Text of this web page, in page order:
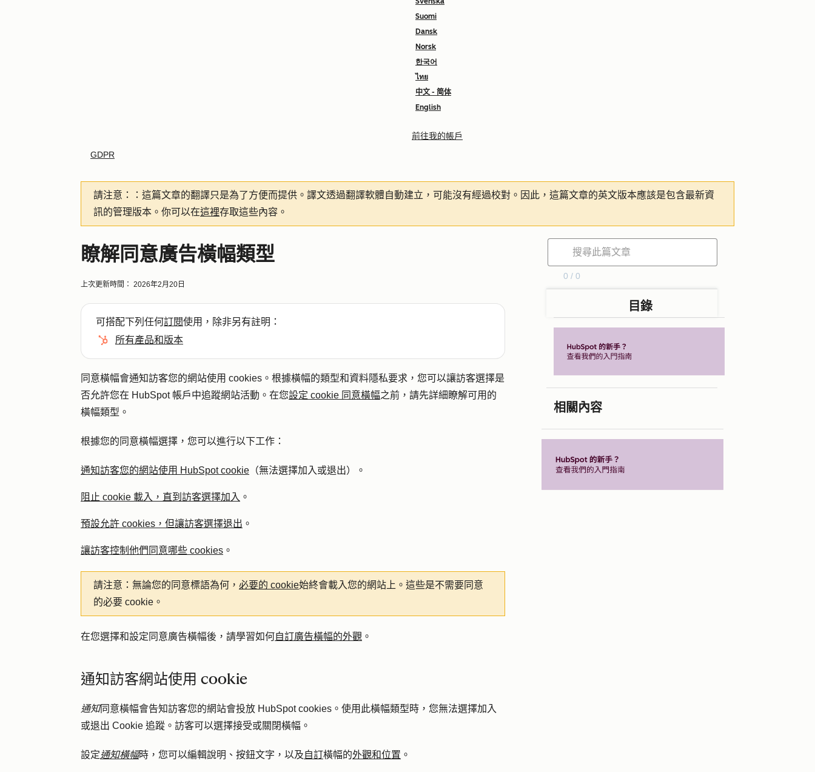
Suomi
Dansk
Norsk
한국어
ไทย
中文 - 简体
English
前往我的帳戶
GDPR
請注意：
：這篇文章的翻譯只是為了方便而提供。譯文透過翻譯軟體自動建立，可能沒有經過校對。因此，這篇文章的英文版本應該是包含最新資
訊的管理版本。你可以在這裡存取這些內容。
瞭解同意廣告橫幅類型
上次更新時間： 2026年2月20日
可搭配下列任何訂閱使用，除非另有註明：
所有產品和版本
同意橫幅會通知訪客您的網站使用 cookies。根據橫幅的類型和資料隱私要求，您可以讓訪客選擇是
否允許您在 HubSpot 帳戶中追蹤網站活動。在您設定 cookie 同意橫幅之前，請先詳細瞭解可用的
橫幅類型。
根據您的同意橫幅選擇，您可以進行以下工作：
通知訪客您的網站使用 HubSpot cookie （無法選擇加入或退出）。
阻止 cookie 載入，直到訪客選擇加入 。
預設允許 cookies，但讓訪客選擇退出 。
讓訪客控制他們同意哪些 cookies 。
請注意： 無論您的同意標語為何， 必要的 cookie始終會載入您的網站上。這些是不需要同意
的必要 cookie。
在您選擇和設定同意廣告橫幅後，請學習如何自訂廣告橫幅的外觀 。
通知訪客網站使用 cookie
通知同意橫幅會告知訪客您的網站會投放 HubSpot cookies。使用此橫幅類型時，您無法選擇加入
或退出 Cookie 追蹤。訪客可以選擇接受或關閉橫幅。
設定通知橫幅時，您可以編輯說明、按鈕文字，以及自訂橫幅的外觀和位置 。
0 / 0
目錄
相關內容